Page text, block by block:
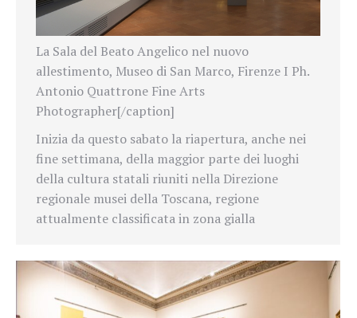
La Sala del Beato Angelico nel nuovo
allestimento, Museo di San Marco, Firenze I Ph.
Antonio Quattrone Fine Arts
Photographer[/caption]
Inizia da questo sabato la riapertura, anche nei
fine settimana, della maggior parte dei luoghi
della cultura statali riuniti nella Direzione
regionale musei della Toscana, regione
attualmente classificata in zona gialla